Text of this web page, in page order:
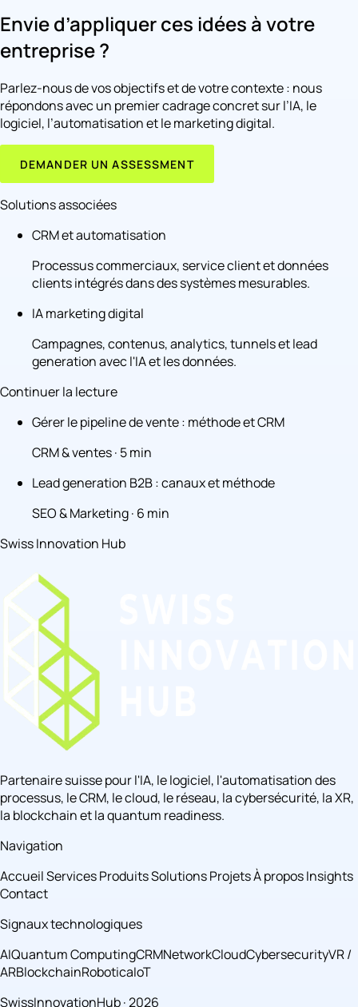
Envie d’appliquer ces idées à votre
entreprise ?
Parlez-nous de vos objectifs et de votre contexte : nous
répondons avec un premier cadrage concret sur l’IA, le
logiciel, l’automatisation et le marketing digital.
DEMANDER UN ASSESSMENT
Solutions associées
CRM et automatisation
Processus commerciaux, service client et données
clients intégrés dans des systèmes mesurables.
IA marketing digital
Campagnes, contenus, analytics, tunnels et lead
generation avec l'IA et les données.
Continuer la lecture
Gérer le pipeline de vente : méthode et CRM
CRM & ventes · 5 min
Lead generation B2B : canaux et méthode
SEO & Marketing · 6 min
Swiss Innovation Hub
Partenaire suisse pour l'IA, le logiciel, l'automatisation des
processus, le CRM, le cloud, le réseau, la cybersécurité, la XR,
la blockchain et la quantum readiness.
Navigation
AccueilServicesProduitsSolutionsProjetsÀ proposInsights
Contact
Signaux technologiques
AIQuantum ComputingCRMNetworkCloudCybersecurityVR /
ARBlockchainRoboticaIoT
SwissInnovationHub · 2026